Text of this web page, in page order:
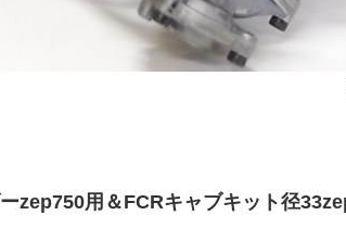
zep750用＆FCRキャブキット径